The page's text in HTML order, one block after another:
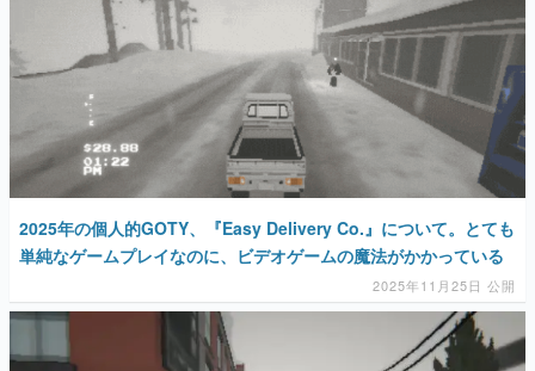
特集記事
マンガ
女性向け
アプリレビュー
その他
電ファミニコゲーマーとは？
2025年の個人的GOTY、『Easy Delivery Co.』について。とても
単純なゲームプレイなのに、ビデオゲームの魔法がかかっている
2025年11月25日 公開